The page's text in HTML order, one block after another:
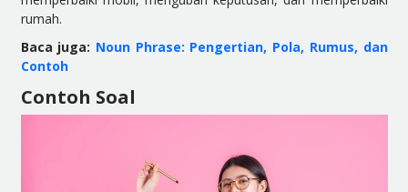
rumah.
Baca juga: Noun Phrase: Pengertian, Pola, Rumus, dan
Contoh
Contoh Soal